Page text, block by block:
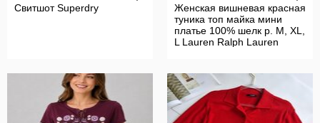
Свитшот Superdry
Женская вишневая красная
туника топ майка мини
платье 100% шелк р. М, XL,
L Lauren Ralph Lauren